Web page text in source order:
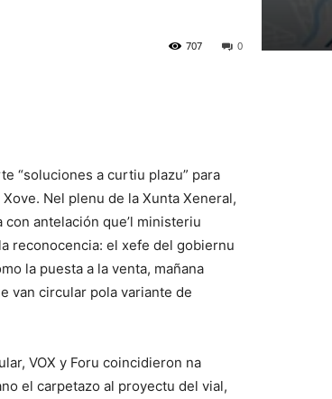
0
707
“soluciones a curtiu plazu” para
Nel plenu de la Xunta Xeneral,
antelación que’l ministeriu
reconocencia: el xefe del gobiernu
la puesta a la venta, mañana
van circular pola variante de
VOX y Foru coincidieron na
el carpetazo al proyectu del vial,